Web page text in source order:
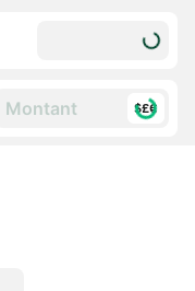
$£€